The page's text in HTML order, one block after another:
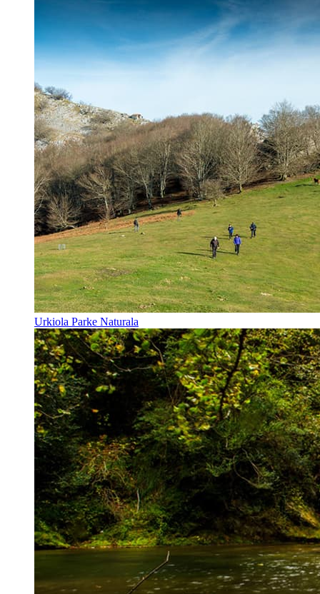
Urkiola Parke Naturala